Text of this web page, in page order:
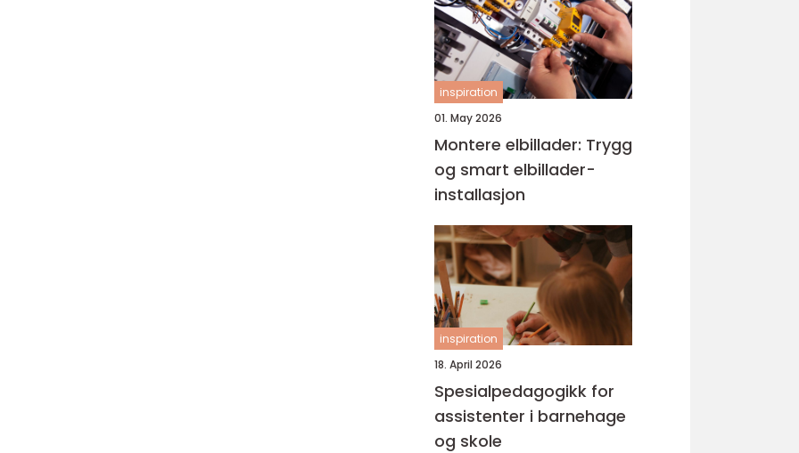
inspiration
01. May 2026
Montere elbillader: Trygg
og smart elbillader-
installasjon
inspiration
18. April 2026
Spesialpedagogikk for
assistenter i barnehage
og skole